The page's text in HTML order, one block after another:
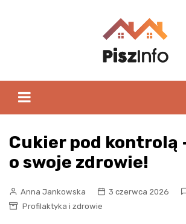
Cukier pod kontrolą
o swoje zdrowie!
Anna Jankowska 3 czerwca 2026
Profilaktyka i zdrowie